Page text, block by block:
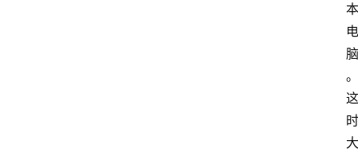
本
电
脑
。
这
时
大